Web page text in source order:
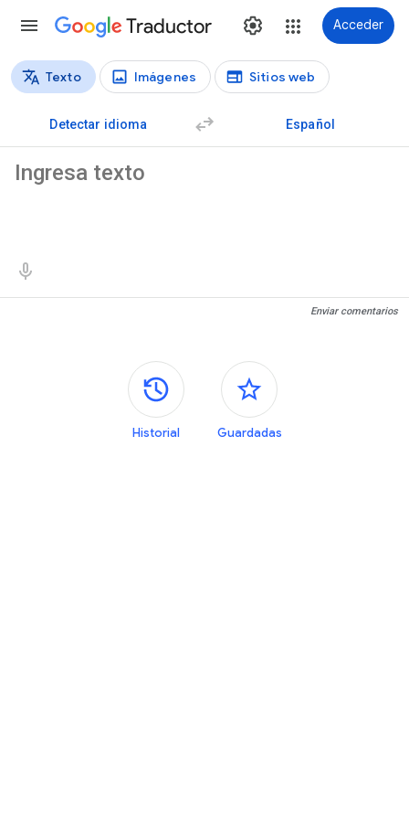
Traductor Acceder
Tipos de traducción
Texto Imágenes Sitios web
Detectar idioma Español
Enviar comentarios
Paneles laterales
Historial Guardadas